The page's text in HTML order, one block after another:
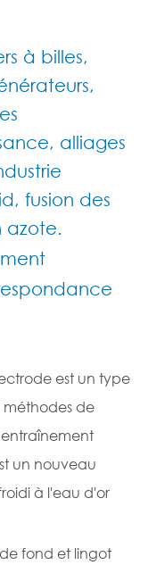
à billes,
alliages
fusion des
est un type
de
un nouveau
à l'eau d'or
fond et lingot